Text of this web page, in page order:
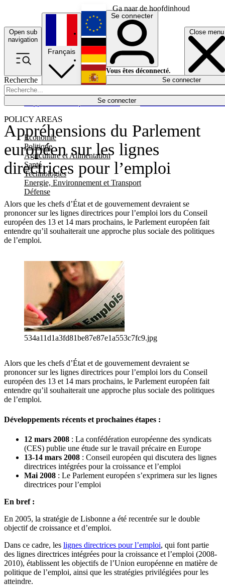
Ga naar de hoofdinhoud
Open sub
navigation
Close menu
Recherche
Se connecter
POLICY AREAS
Economie
Politique
Agriculture et Alimentation
Santé
Technologies
Energie, Environnement et Transport
Défense
Économie
Français
English
Deutsch
Español
Se connecter
Vous êtes déconnecté.
Se connecter
Appréhensions du Parlement
européen sur les lignes
directrices pour l’emploi
Alors que les chefs d’État et de gouvernement devraient se
prononcer sur les lignes directrices pour l’emploi lors du Conseil
européen des 13 et 14 mars prochains, le Parlement européen fait
entendre qu’il souhaiterait une approche plus sociale des politiques
de l’emploi.
534a11d1a3fd81be87e87e1a553c7fc9.jpg
Alors que les chefs d’État et de gouvernement devraient se
prononcer sur les lignes directrices pour l’emploi lors du Conseil
européen des 13 et 14 mars prochains, le Parlement européen fait
entendre qu’il souhaiterait une approche plus sociale des politiques
de l’emploi.
Développements récents et prochaines étapes :
12 mars 2008 : La confédération européenne des syndicats
(CES) publie une étude sur le travail précaire en Europe
13-14 mars 2008 : Conseil européen qui discutera des lignes
directrices intégrées pour la croissance et l’emploi
Mai 2008 : Le Parlement européen s’exprimera sur les lignes
directrices pour l’emploi
En bref :
En 2005, la stratégie de Lisbonne a été recentrée sur le double
objectif de croissance et d’emploi.
Dans ce cadre, les lignes directrices pour l’emploi, qui font partie
des lignes directrices intégrées pour la croissance et l’emploi (2008-
2010), établissent les objectifs de l’Union européenne en matière de
politique de l’emploi, ainsi que les stratégies privilégiées pour les
atteindre.